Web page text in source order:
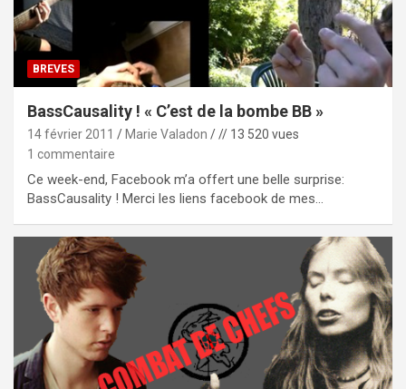
BREVES
BassCausality ! « C’est de la bombe BB »
14 février 2011 Marie Valadon
// 13 520 vues
1 commentaire
Ce week-end, Facebook m’a offert une belle surprise:
BassCausality ! Merci les liens facebook de mes…